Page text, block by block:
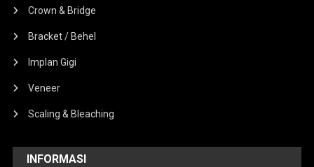
Crown & Bridge
Bracket / Behel
Implan Gigi
Veneer
Scaling & Bleaching
INFORMASI